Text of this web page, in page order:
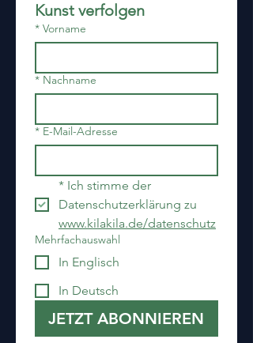
Kunst verfolgen
* Vorname
* Nachname
* E-Mail-Adresse
* Ich stimme der
www.kilakila.de/datenschutz
Mehrfachauswahl
In Englisch
In Deutsch
JETZT ABONNIEREN